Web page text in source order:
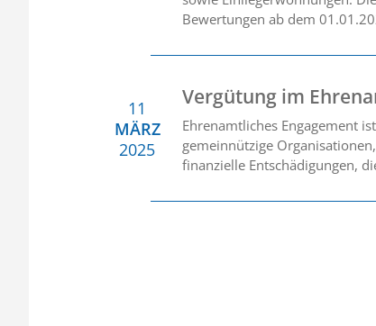
Bewertungen ab dem
11
MÄRZ
2025
Vergütung im
Ehrenamtliches Engagement
gemeinnützige
finanzielle Entschädigungen,